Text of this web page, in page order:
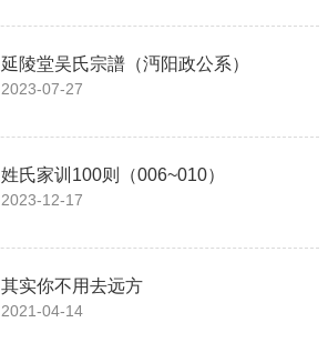
延陵堂吴氏宗譜（沔阳政公系）
2023-07-27
姓氏家训100则（006~010）
2023-12-17
其实你不用去远方
2021-04-14